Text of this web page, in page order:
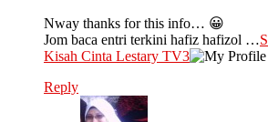
Nway thanks for this info… 😀
Jom baca entri terkini hafiz hafizol …
Kisah Cinta Lestary TV3
Reply